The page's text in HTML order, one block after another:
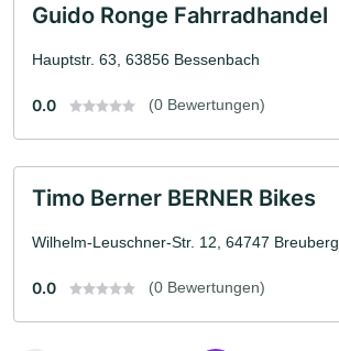
Guido Ronge Fahrradhandel
Hauptstr. 63, 63856 Bessenbach
0.0 (0 Bewertungen)
Timo Berner BERNER Bikes
Wilhelm-Leuschner-Str. 12, 64747 Breuberg
0.0 (0 Bewertungen)